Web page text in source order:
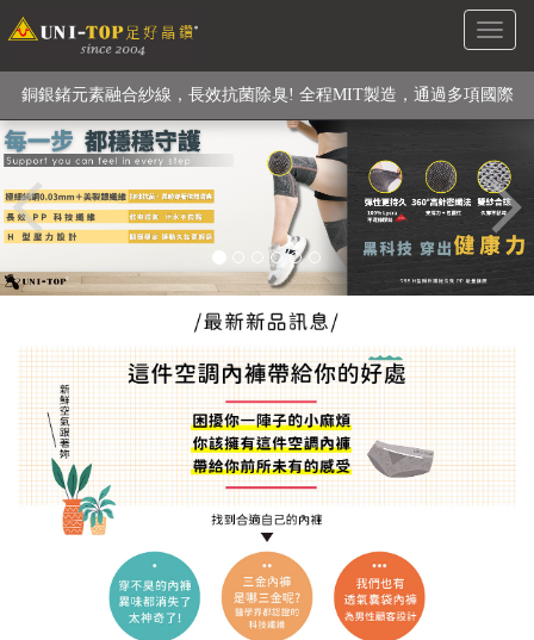
Toggle
級高性能纖維素材), 機能貼身衣物No. 1
銅銀鍺元素融合紗線，長效抗菌除臭! 全程MIT製造，通過多項國際
【快來點我】H型銅銀纖維長效PP能量護膝! 支撐. 包覆感. 超透氣.
循環好
【快來點我】三金家族- 專利活氧 男女內褲系列
Previous